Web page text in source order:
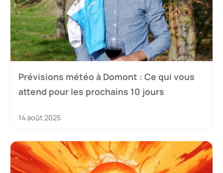
Prévisions météo à Domont : Ce qui vous
attend pour les prochains 10 jours
14 août 2025